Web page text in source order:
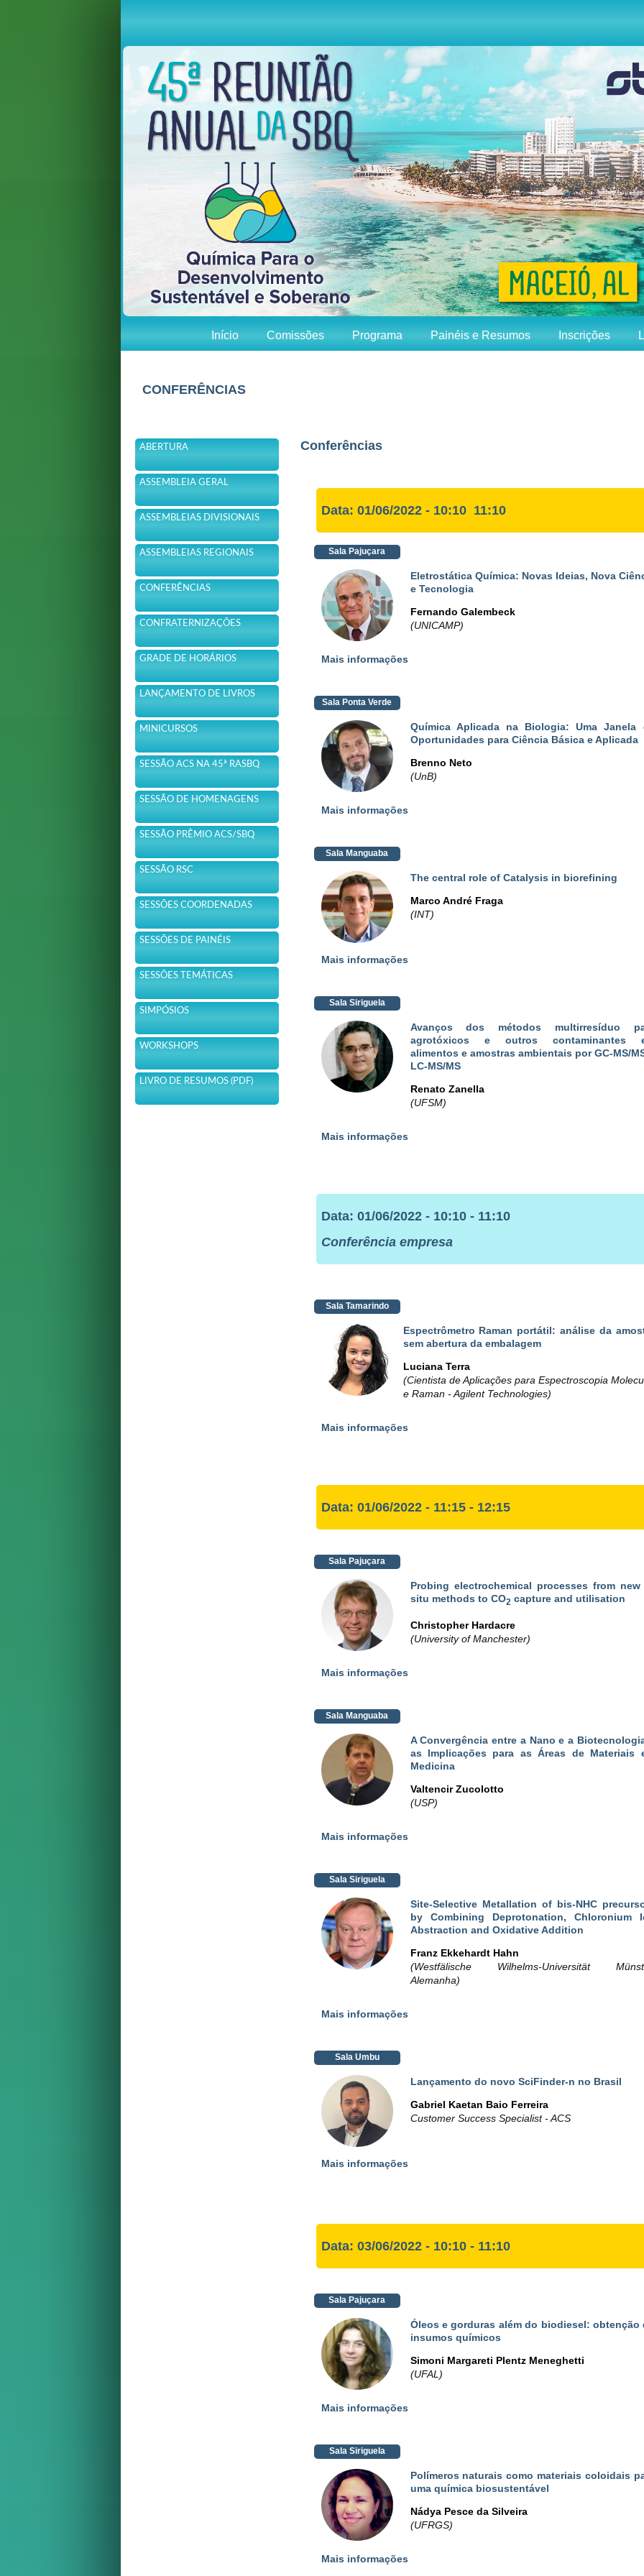
Início Comissões Programa Painéis e Resumos Inscrições
CONFERÊNCIAS
ABERTURA
ASSEMBLEIA GERAL
ASSEMBLEIAS DIVISIONAIS
ASSEMBLEIAS REGIONAIS
CONFERÊNCIAS
CONFRATERNIZAÇÕES
GRADE DE HORÁRIOS
LANÇAMENTO DE LIVROS
MINICURSOS
SESSÃO ACS NA 45ª RASBQ
SESSÃO DE HOMENAGENS
SESSÃO PRÊMIO ACS/SBQ
SESSÃO RSC
SESSÕES COORDENADAS
SESSÕES DE PAINÉIS
SESSÕES TEMÁTICAS
SIMPÓSIOS
WORKSHOPS
LIVRO DE RESUMOS (PDF)
Conferências
Data: 01/06/2022 - 10:10  11:10
Sala Pajuçara
Eletrostática Química: Novas Ideias, Nova
e Tecnologia
Fernando Galembeck
(UNICAMP)
Mais informações
Sala Ponta Verde
Química Aplicada na Biologia: Uma Janela
Oportunidades para Ciência Básica e Aplicada
Brenno Neto
(UnB)
Mais informações
Sala Manguaba
The central role of Catalysis in biorefining
Marco André Fraga
(INT)
Mais informações
Sala Siriguela
Avanços dos métodos multirresíduo
agrotóxicos e outros contaminantes
alimentos e amostras ambientais por GC-MS/
LC-MS/MS
Renato Zanella
(UFSM)
Mais informações
Data: 01/06/2022 - 10:10 - 11:10
Conferência empresa
Sala Tamarindo
Espectrômetro Raman portátil: análise da
sem abertura da embalagem
Luciana Terra
(Cientista de Aplicações para Espectroscopia
e Raman - Agilent Technologies)
Mais informações
Data: 01/06/2022 - 11:15 - 12:15
Sala Pajuçara
Probing electrochemical processes from
situ methods to CO2 capture and utilisation
Christopher Hardacre
(University of Manchester)
Mais informações
Sala Manguaba
A Convergência entre a Nano e a
as Implicações para as Áreas de Materiais
Medicina
Valtencir Zucolotto
(USP)
Mais informações
Sala Siriguela
Site-Selective Metallation of bis-NHC
by Combining Deprotonation, Chloronium
Abstraction and Oxidative Addition
Franz Ekkehardt Hahn
(Westfälische Wilhelms-Universität
Alemanha)
Mais informações
Sala Umbu
Lançamento do novo SciFinder-n no Brasil
Gabriel Kaetan Baio Ferreira
Customer Success Specialist - ACS
Mais informações
Data: 03/06/2022 - 10:10 - 11:10
Sala Pajuçara
Óleos e gorduras além do biodiesel: obtenção
insumos químicos
Simoni Margareti Plentz Meneghetti
(UFAL)
Mais informações
Sala Siriguela
Polímeros naturais como materiais coloidais
uma química biosustentável
Nádya Pesce da Silveira
(UFRGS)
Mais informações